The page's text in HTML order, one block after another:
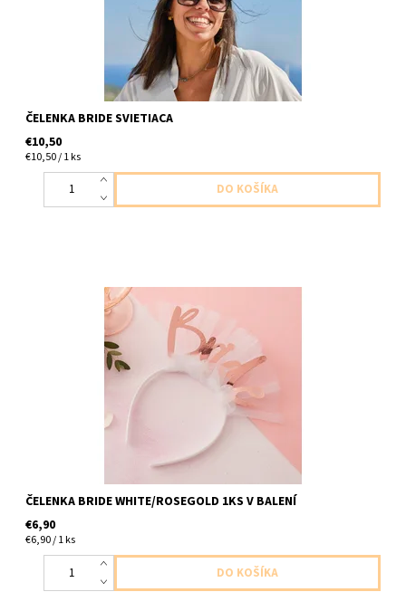
ČELENKA BRIDE SVIETIACA
€10,50
€10,50 / 1 ks
plastova celenka biela s napisom nevesta ruzovo zlatej a s
bielym zavojom kratkym 1ks v baleni uni veľkosť
ČELENKA BRIDE WHITE/ROSEGOLD 1KS V BALENÍ
€6,90
€6,90 / 1 ks